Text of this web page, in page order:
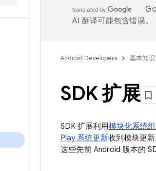
AI 翻译可能包含错误。
Android Developers 基本知识
SDK 扩展
SDK 扩展利用模块化系统
Play 系统更新收到模块更
这些先前 Android 版本的